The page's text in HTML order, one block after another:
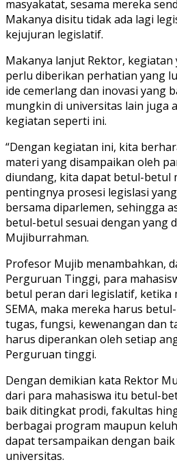
masyakatat, sesama mereka
Makanya disitu tidak ada lagi
kejujuran legislatif.
Makanya lanjut Rektor, kegiatan
perlu diberikan perhatian yang
ide cemerlang dan inovasi yang
mungkin di universitas lain juga
kegiatan seperti ini.
“Dengan kegiatan ini, kita
materi yang disampaikan oleh
diundang, kita dapat betul-betul
pentingnya prosesi legislasi
bersama diparlemen, sehingga
betul-betul sesuai dengan yang
Mujiburrahman.
Profesor Mujib menambahkan,
Perguruan Tinggi, para
betul peran dari legislatif, ketika
SEMA, maka mereka harus
tugas, fungsi, kewenangan dan
harus diperankan oleh setiap
Perguruan tinggi.
Dengan demikian kata Rektor
dari para mahasiswa itu betul-
baik ditingkat prodi, fakultas
berbagai program maupun
dapat tersampaikan dengan
universitas.